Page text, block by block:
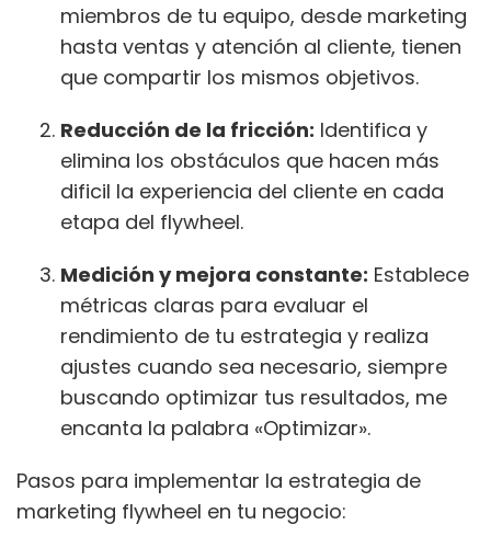
miembros de tu equipo, desde marketing
hasta ventas y atención al cliente, tienen
que compartir los mismos objetivos.
Reducción de la fricción: Identifica y
elimina los obstáculos que hacen más
dificil la experiencia del cliente en cada
etapa del flywheel.
Medición y mejora constante: Establece
métricas claras para evaluar el
rendimiento de tu estrategia y realiza
ajustes cuando sea necesario, siempre
buscando optimizar tus resultados, me
encanta la palabra «Optimizar».
Pasos para implementar la estrategia de
marketing flywheel en tu negocio: